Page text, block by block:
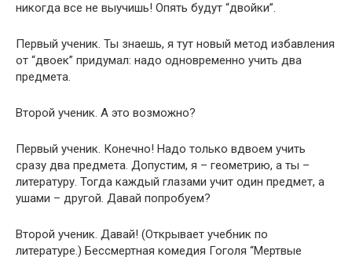
никогда все не выучишь! Опять будут “двойки”.
Первый ученик. Ты знаешь, я тут новый метод избавления
от “двоек” придумал: надо одновременно учить два
предмета.
Второй ученик. А это возможно?
Первый ученик. Конечно! Надо только вдвоем учить
сразу два предмета. Допустим, я – геометрию, а ты –
литературу. Тогда каждый глазами учит один предмет, а
ушами – другой. Давай попробуем?
Второй ученик. Давай! (Открывает учебник по
литературе.) Бессмертная комедия Гоголя “Мертвые